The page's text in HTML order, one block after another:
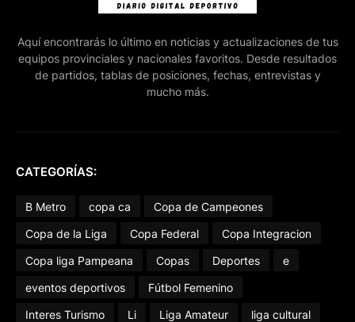
Aquí encontrarás lo último en noticias y actualizaciones de tus
equipos provinciales y nacionales favoritos. Desde resultados
de partidos, tablas de posiciones, fechas, entrevistas y
mucho más.
CATEGORÍAS:
B Metro copa ca
Copa de Campeones
Copa de la Liga
Copa Federal
Copa Integracion
Copa liga Pampeana
Copas Deportes
e
eventos deportivos
Fútbol Femenino
Interes Turismo
Li Liga Amateur
liga cultural